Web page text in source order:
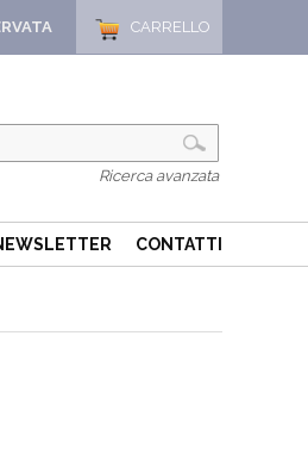
CARRELLO
Ricerca avanzata
CONTATTI